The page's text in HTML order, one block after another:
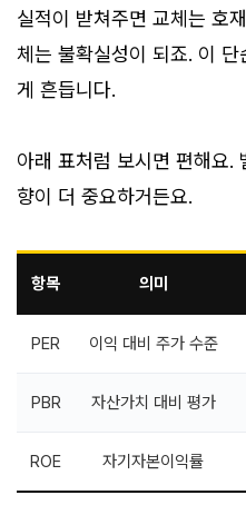
실적이 받쳐주면 교체는 호
체는 불확실성이 되죠. 이
게 흔듭니다.
아래 표처럼 보시면 편해요.
향이 더 중요하거든요.
항목 의미
PER 이익 대비 주가 수준
PBR 자산가치 대비 평가
ROE 자기자본이익률